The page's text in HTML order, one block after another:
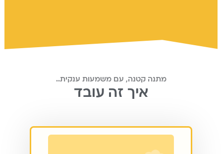
מתנה קטנה, עם משמעות ענקית..
איך זה עובד